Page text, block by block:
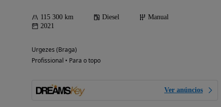
115 300 km Diesel
Manual
2021
Urgezes (Braga)
Profissional • Para o topo
Ver anúncios